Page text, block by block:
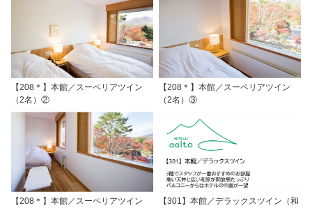
【208＊】本館／スーペリアツイン
（2名）②
【208＊】本館／スーペリアツイン
（2名）③
【208＊】本館／スーペリアツイン
【301】本館／デラックスツイン（和